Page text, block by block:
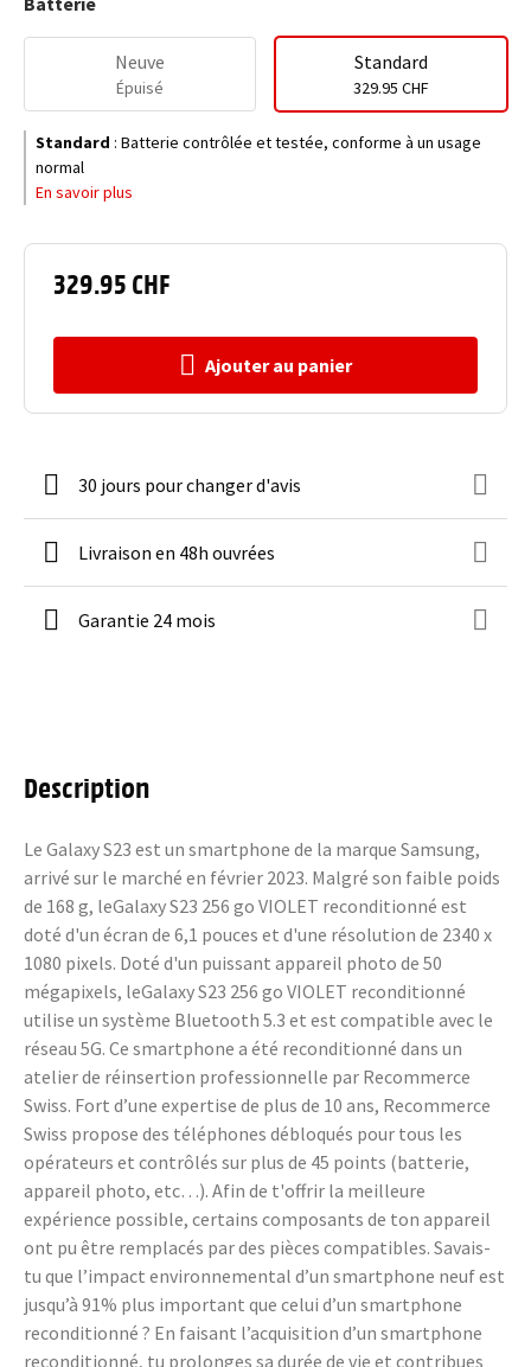
329.95 CHF
Ajouter au panier
Neuve
Épuisé
Standard
329.95 CHF
Standard : Batterie contrôlée et testée, conforme à un usage
normal
En savoir plus
30 jours pour changer d'avis
Livraison en 48h ouvrées
Garantie 24 mois
Description
Le Galaxy S23 est un smartphone de la marque Samsung,
arrivé sur le marché en février 2023. Malgré son faible poids
de 168 g, leGalaxy S23 256 go VIOLET reconditionné est
doté d'un écran de 6,1 pouces et d'une résolution de 2340 x
1080 pixels. Doté d'un puissant appareil photo de 50
mégapixels, leGalaxy S23 256 go VIOLET reconditionné
utilise un système Bluetooth 5.3 et est compatible avec le
réseau 5G. Ce smartphone a été reconditionné dans un
atelier de réinsertion professionnelle par Recommerce
Swiss. Fort d’une expertise de plus de 10 ans, Recommerce
Swiss propose des téléphones débloqués pour tous les
opérateurs et contrôlés sur plus de 45 points (batterie,
appareil photo, etc…). Afin de t'offrir la meilleure
expérience possible, certains composants de ton appareil
ont pu être remplacés par des pièces compatibles. Savais-
tu que l’impact environnemental d’un smartphone neuf est
jusqu’à 91% plus important que celui d’un smartphone
reconditionné ? En faisant l’acquisition d’un smartphone
reconditionné, tu prolonges sa durée de vie et contribues